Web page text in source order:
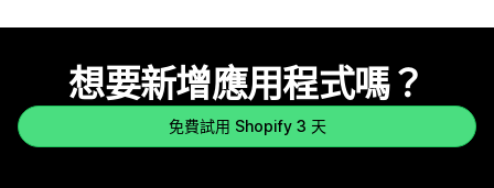
想要新增應用程式嗎？
免費試用 Shopify 3 天